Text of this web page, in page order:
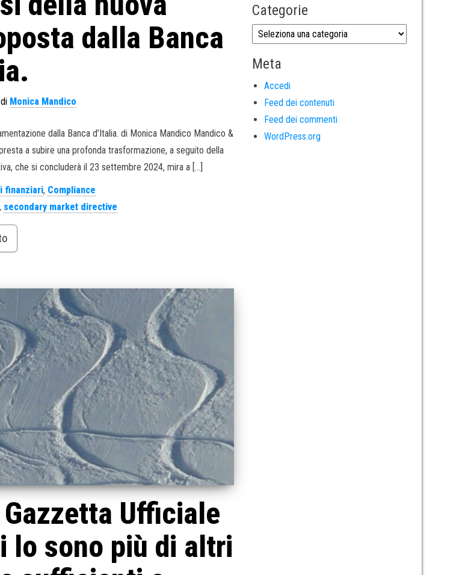
dalla Banca
Monica Mandico
dalla Banca d’Italia. di Monica Mandico Mandico &
a subire una profonda trasformazione, a seguito della
che si concluderà il 23 settembre 2024, mira a […]
finanziari, Compliance
secondary market directive
Ufficiale
lo sono più di altri
Categorie
Meta
Accedi
Feed dei contenuti
Feed dei commenti
WordPress.org